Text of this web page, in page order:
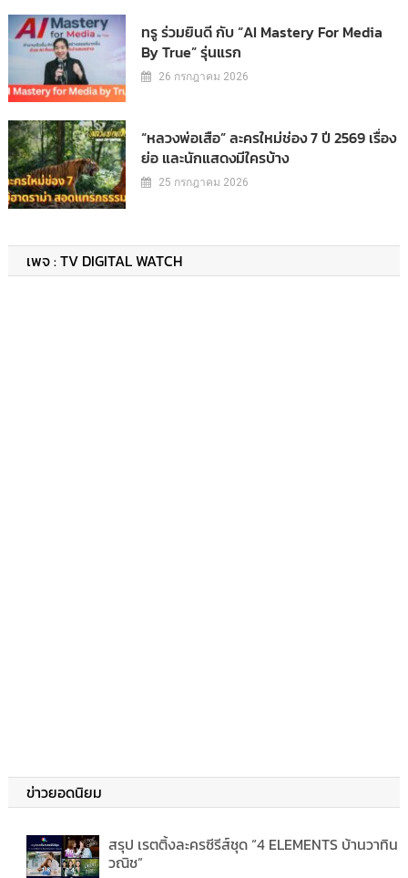
ทรู ร่วมยินดี กับ “AI Mastery For Media
By True” รุ่นแรก
26 กรกฎาคม 2026
“หลวงพ่อเสือ” ละครใหม่ช่อง 7 ปี 2569 เรื่อง
ย่อ และนักแสดงมีใครบ้าง
25 กรกฎาคม 2026
เพจ : TV DIGITAL WATCH
ข่าวยอดนิยม
สรุป เรตติ้งละครซีรีส์ชุด “4 ELEMENTS บ้านวาทิน
วณิช”